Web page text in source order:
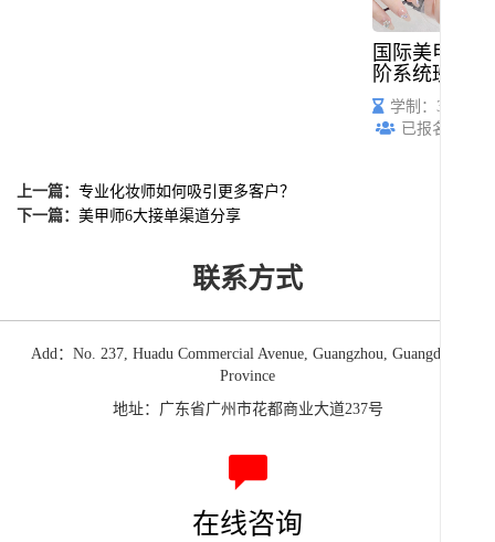
国际美甲高
阶系统班
学制：3个月
已报名：61
上一篇： 专业化妆师如何吸引更多客户？
下一篇： 美甲师6大接单渠道分享
联系方式
Add：No. 237, Huadu Commercial Avenue, Guangzhou, Guangdong
Province
地址：广东省广州市花都商业大道237号
在线咨询